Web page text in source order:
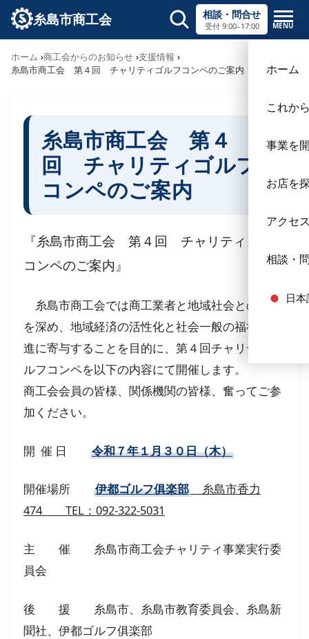
糸島市商工会 相談・問合せ
受付 9:00–17:00 MENU
サイト内検索
ホーム
これか
事業を
お店を
アクセ
相談・
日
ホーム 商工会からのお知らせ 支援情報
糸島市商工会 第４回 チャリティゴルフコンペのご案内
糸島市商工会 第４
回 チャリティゴルフ
コンペのご案内
『糸島市商工会 第４回 チャリティゴルフ
コンペのご案内』
糸島市商工会では商工業者と地域社会との交流
を深め、地域経済の活性化と社会一般の福祉の増
進に寄与することを目的に、第４回チャリティゴ
ルフコンペを以下の内容にて開催します。
商工会会員の皆様、関係機関の皆様、奮ってご参
加ください。
開 催 日 令和７年１月３０日（木）
開催場所 伊都ゴルフ俱楽部糸島市香力
474TEL：092-322-5031
主 催 糸島市商工会チャリティ事業実行委
員会
後 援 糸島市、糸島市教育委員会、糸島新
聞社、伊都ゴルフ俱楽部